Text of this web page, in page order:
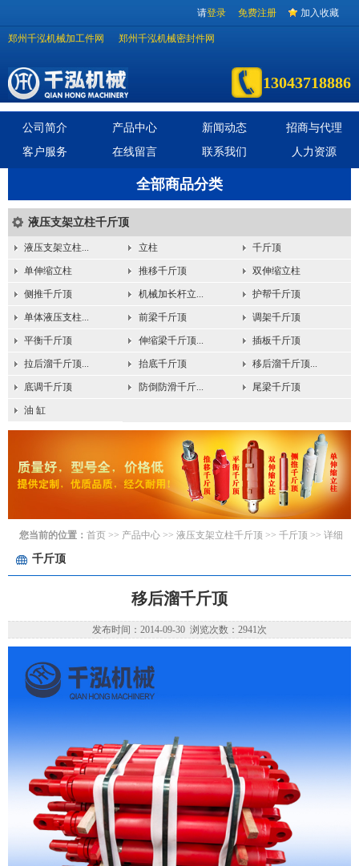
请登录 免费注册 加入收藏
郑州千泓机械加工件网 郑州千泓机械密封件网
13043718886
公司简介 产品中心 新闻动态
招商与代理
客户服务
在线留言 联系我们 人力资源
全部商品分类
液压支架立柱千斤顶
液压支架立柱... 立柱 千斤顶
单伸缩立柱 推移千斤顶 双伸缩立柱
侧推千斤顶 机械加长杆立... 护帮千斤顶
单体液压支柱... 前梁千斤顶 调架千斤顶
平衡千斤顶 伸缩梁千斤顶... 插板千斤顶
拉后溜千斤顶... 抬底千斤顶 移后溜千斤顶...
底调千斤顶 防倒防滑千斤... 尾梁千斤顶
油 缸
您当前的位置： 首页 >> 产品中心 >> 液压支架立柱千斤顶 >> 千斤顶 >> 详细
千斤顶
移后溜千斤顶
发布时间：2014-09-30 浏览次数：2941次